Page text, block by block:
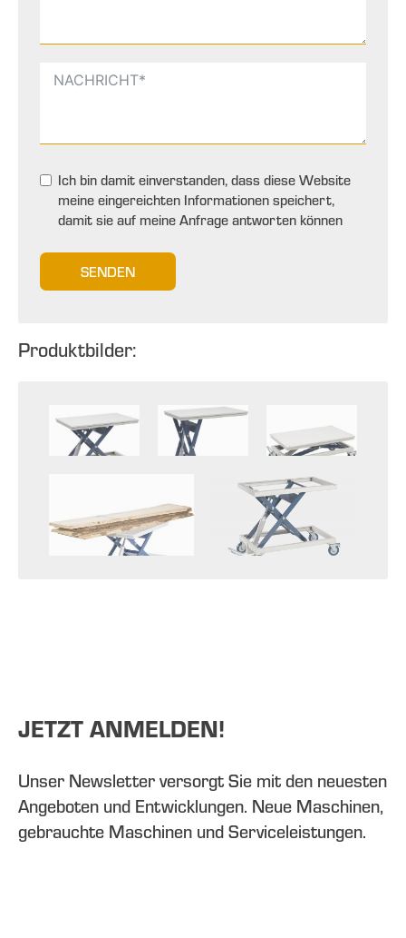
Ich bin damit einverstanden, dass diese Website
meine eingereichten Informationen speichert,
damit sie auf meine Anfrage antworten können
SENDEN
Produktbilder:
JETZT ANMELDEN!
Unser Newsletter versorgt Sie mit den neuesten
Angeboten und Entwicklungen. Neue Maschinen,
gebrauchte Maschinen und Serviceleistungen.